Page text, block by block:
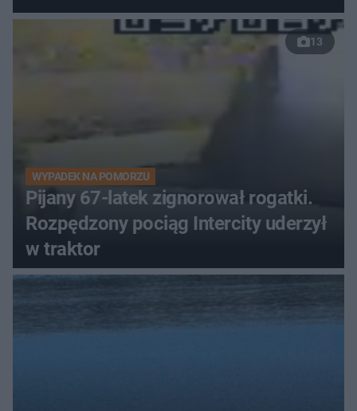
13
WYPADEK NA POMORZU
Pijany 67-latek zignorował rogatki.
Rozpędzony pociąg Intercity uderzył
w traktor